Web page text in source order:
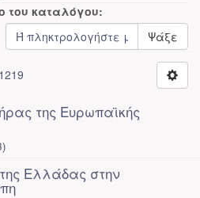
του καταλόγου:
Ψάξε
της Ευρωπαϊκής
)
Ελλάδας στην